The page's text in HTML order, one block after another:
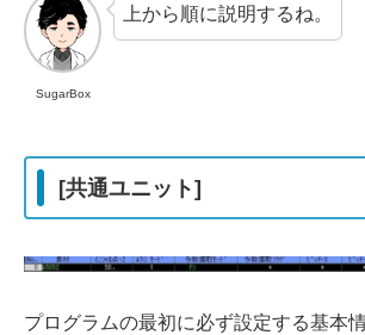
SugarBox
上から順に説明するね。
[共通ユニット]
プログラムの最初に必ず設定する基本